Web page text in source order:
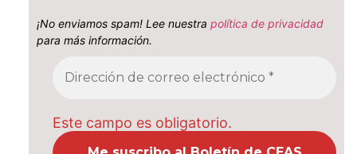
¡No enviamos spam! Lee nuestra política de privacidad
para más información.
Este campo es obligatorio.